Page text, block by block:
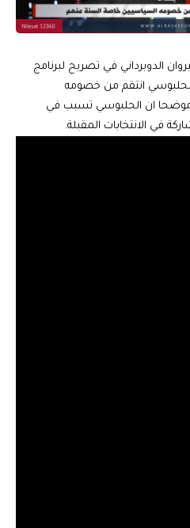
الدوبرداني في تصريح لبرنامج
الحلبوسي انتقم من خصومه
ان الحلبوسي تسبب في
في الانتخابات المقبلة.